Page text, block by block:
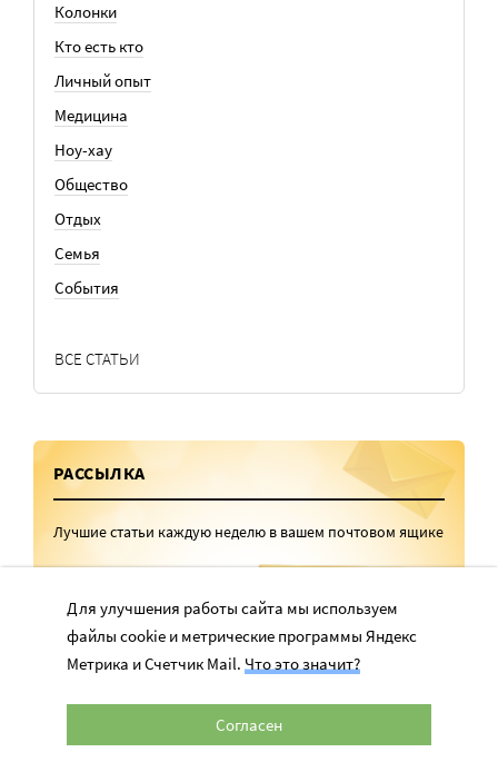
Колонки
Кто есть кто
Личный опыт
Медицина
Ноу-хау
Общество
Отдых
Семья
События
ВСЕ СТАТЬИ
РАССЫЛКА
Лучшие статьи каждую неделю в вашем почтовом ящике
Для улучшения работы сайта мы используем
файлы cookie и метрические программы Яндекс
Метрика и Счетчик Mail. Что это значит?
Согласен